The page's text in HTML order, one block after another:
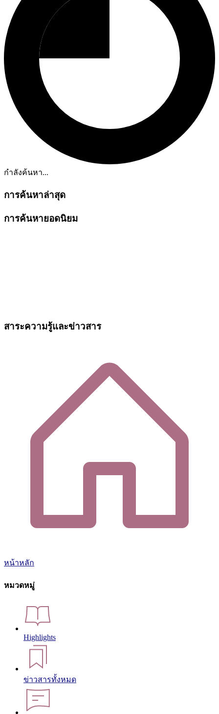
กำลังค้นหา...
การค้นหาล่าสุด
การค้นหายอดนิยม
สาระความรู้และข่าวสาร
หน้าหลัก
หมวดหมู่
Highlights
ข่าวสารทั้งหมด